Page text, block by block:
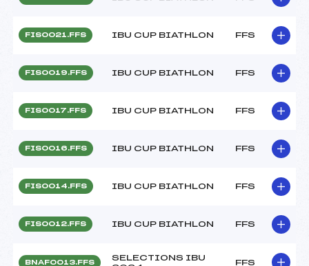
FIS0021.FFS IBU CUP BIATHLON FFS
FIS0019.FFS IBU CUP BIATHLON FFS
FIS0017.FFS IBU CUP BIATHLON FFS
FIS0016.FFS IBU CUP BIATHLON FFS
FIS0014.FFS IBU CUP BIATHLON FFS
FIS0012.FFS IBU CUP BIATHLON FFS
BNAF0013.FFS
SELECTIONS IBU
FFS